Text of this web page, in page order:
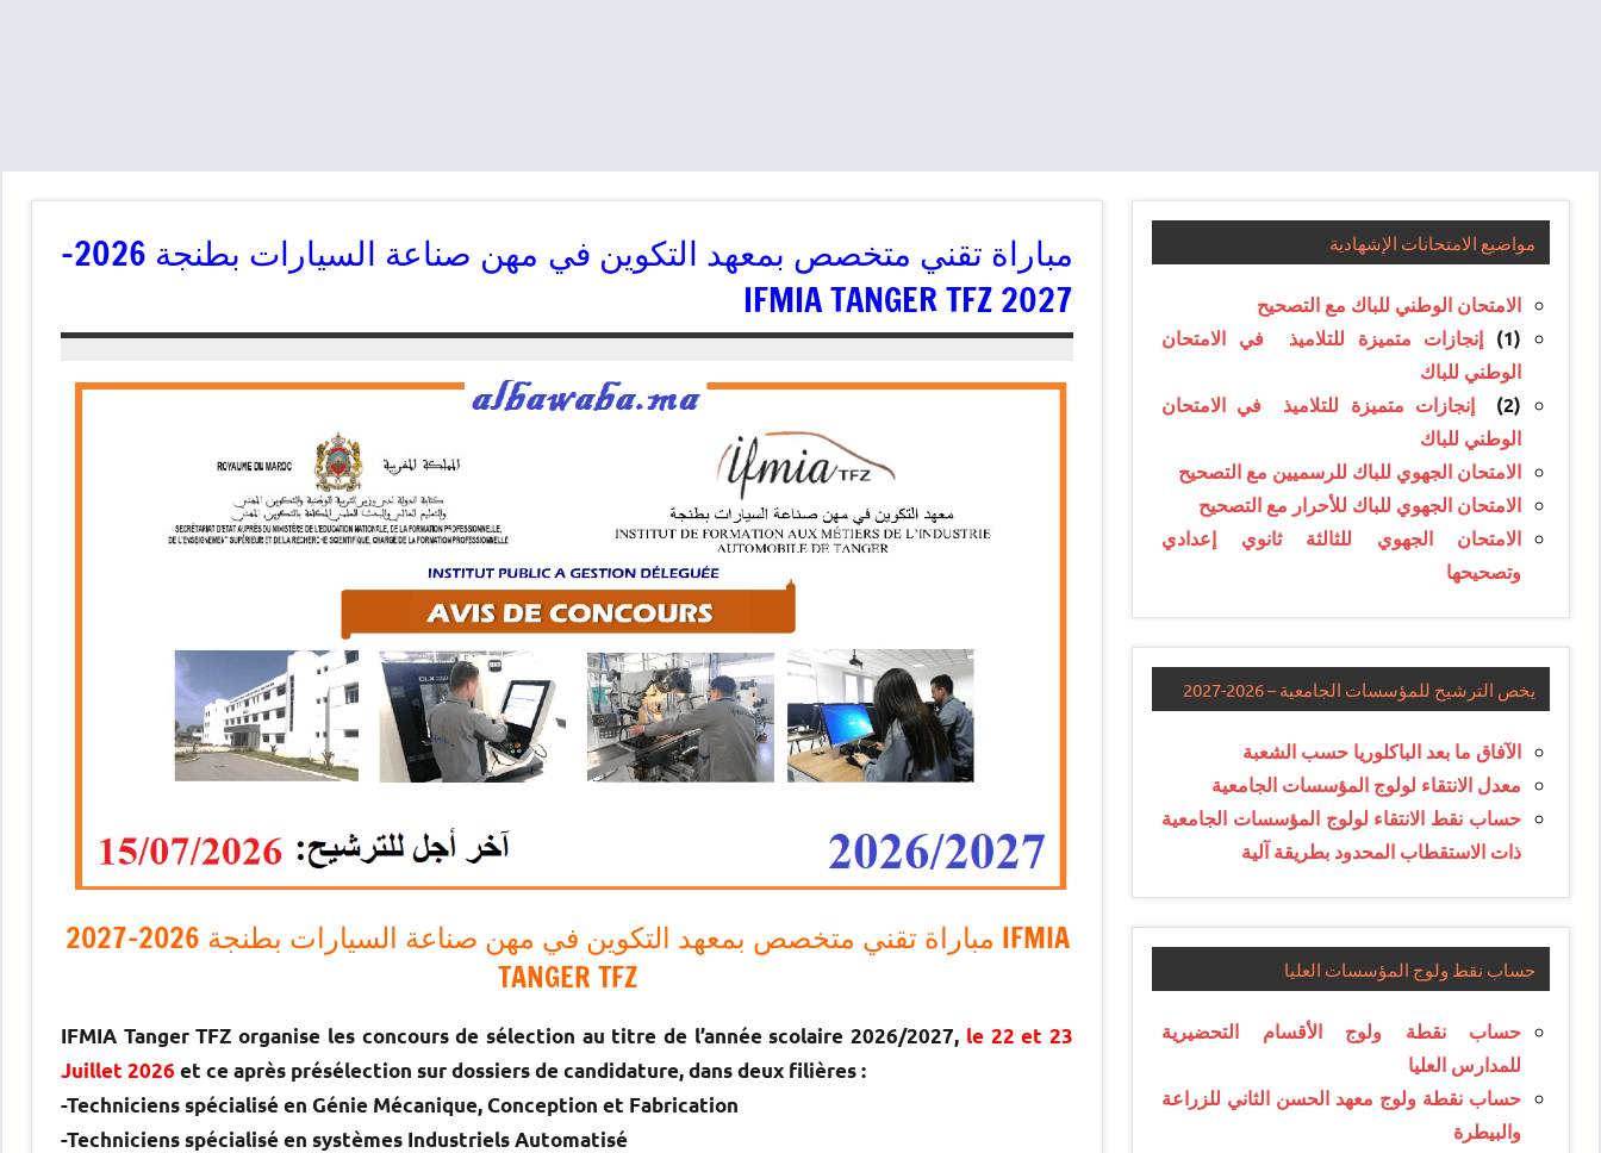
مباراة تقني متخصص بمعهد التكوين في مهن صناعة السيارات بطنجة 2026-
2027 IFMIA TANGER TFZ
مباراة تقني متخصص بمعهد التكوين في مهن صناعة السيارات بطنجة 2026-2027 IFMIA
TANGER TFZ
IFMIA Tanger TFZ organise les concours de sélection au titre de l’année scolaire 2026/2027, le 22 et 23
Juillet 2026 et ce après présélection sur dossiers de candidature, dans deux filières :
-Techniciens spécialisé en Génie Mécanique, Conception et Fabrication
-Techniciens spécialisé en systèmes Industriels Automatisé
مواضيع الامتحانات الإشهادية
الامتحان الوطني للباك مع التصحيح
(1)
إنجازات متميزة للتلاميذ في الامتحان
الوطني للباك
(2)
إنجازات متميزة للتلاميذ في الامتحان
الوطني للباك
الامتحان الجهوي للباك للرسميين مع التصحيح
الامتحان الجهوي للباك للأحرار مع التصحيح
الامتحان الجهوي للثالثة ثانوي إعدادي
وتصحيحها
يخص الترشيح للمؤسسات الجامعية – 2026-2027
الآفاق ما بعد الباكلوريا حسب الشعبة
معدل الانتقاء لولوج المؤسسات الجامعية
حساب نقط الانتقاء لولوج المؤسسات الجامعية
ذات الاستقطاب المحدود بطريقة آلية
حساب نقط ولوج المؤسسات العليا
حساب نقطة ولوج الأقسام التحضيرية
للمدارس العليا
حساب نقطة ولوج معهد الحسن الثاني للزراعة
والبيطرة